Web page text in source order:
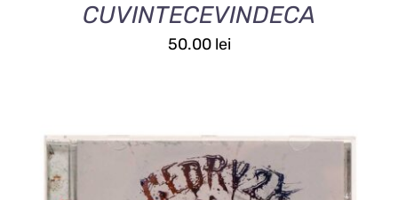
CUVINTECEVINDECA
50.00 lei